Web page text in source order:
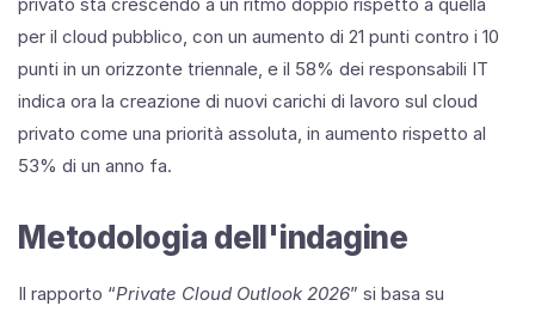
per il cloud pubblico, con un aumento di 21 punti contro i 10
punti in un orizzonte triennale, e il 58% dei responsabili IT
indica ora la creazione di nuovi carichi di lavoro sul cloud
privato come una priorità assoluta, in aumento rispetto al
53% di un anno fa.
Metodologia dell'indagine
Il rapporto “Private Cloud Outlook 2026” si basa su